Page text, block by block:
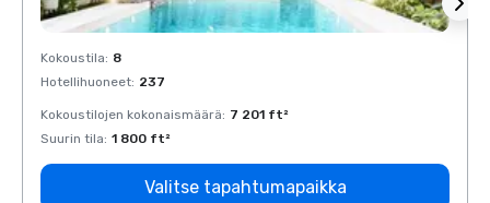
Kokoustila: 8
Hotellihuoneet: 237
Kokoustilojen kokonaismäärä: 7 201 ft²
Suurin tila: 1 800 ft²
Valitse tapahtumapaikka